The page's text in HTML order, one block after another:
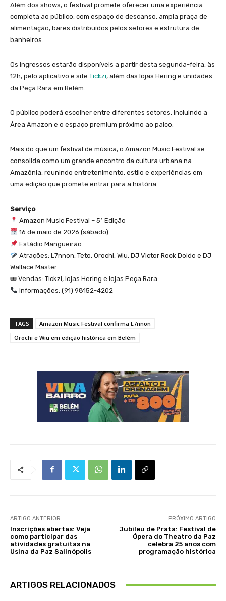
Além dos shows, o festival promete oferecer uma experiência
completa ao público, com espaço de descanso, ampla praça de
alimentação, bares distribuídos pelos setores e estrutura de
banheiros.
Os ingressos estarão disponíveis a partir desta segunda-feira, às
12h, pelo aplicativo e site Tickzi, além das lojas Hering e unidades
da Peça Rara em Belém.
O público poderá escolher entre diferentes setores, incluindo a
Área Amazon e o espaço premium próximo ao palco.
Mais do que um festival de música, o Amazon Music Festival se
consolida como um grande encontro da cultura urbana na
Amazônia, reunindo entretenimento, estilo e experiências em
uma edição que promete entrar para a história.
Serviço
Amazon Music Festival – 5ª Edição
16 de maio de 2026 (sábado)
Estádio Mangueirão
Atrações: L7nnon, Teto, Orochi, Wiu, DJ Victor Rock Doido e DJ
Wallace Master
🎟 Vendas: Tickzi, lojas Hering e lojas Peça Rara
Informações: (91) 98152-4202
TAGS
Amazon Music Festival confirma L7nnon
Orochi e Wiu em edição histórica em Belém
ARTIGO ANTERIOR
Inscrições abertas: Veja
como participar das
atividades gratuitas na
Usina da Paz Salinópolis
PRÓXIMO ARTIGO
Jubileu de Prata: Festival de
Ópera do Theatro da Paz
celebra 25 anos com
programação histórica
ARTIGOS RELACIONADOS